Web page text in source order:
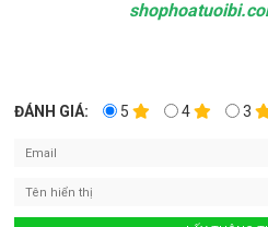
ĐÁNH GIÁ: 5 4 3